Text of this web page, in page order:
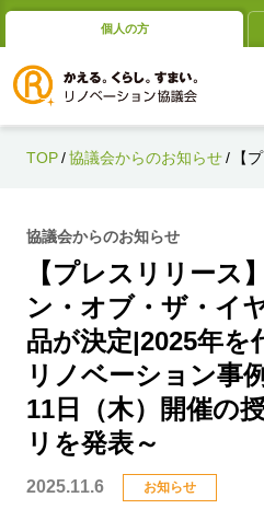
Skip
content
個人の方
TOP 協議会からのお知らせ 【
協議会からのお知らせ
【プレスリリース
ン・オブ・ザ・イ
品が決定|2025年を
リノベーション事
11日（木）開催の
リを発表～
2025.11.6 お知らせ